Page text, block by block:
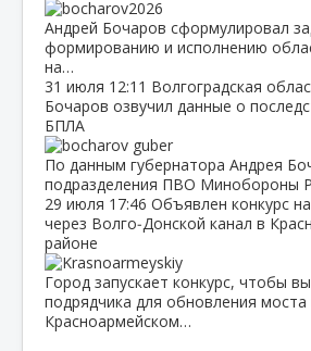
Андрей Бочаров сформулировал
формированию и исполнению
на…
31 июля 12:11 Волгоградская
Бочаров озвучил данные о
БПЛА
По данным губернатора Андрея
подразделения ПВО Минобороны
29 июля 17:46 Объявлен конкурс
через Волго‑Донской канал в
районе
Город запускает конкурс, чтобы
подрядчика для обновления моста
Красноармейском…